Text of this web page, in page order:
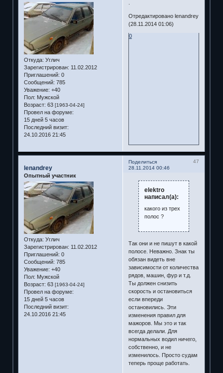
Откуда: Углич
Зарегистрирован: 11.02.2012
Приглашений: 0
Сообщений: 785
Уважение: +40
Пол: Мужской
Возраст: 63 [1963-04-24]
Провел на форуме:
15 дней 5 часов
Последний визит:
24.10.2016 21:45
Отредактировано lenandrey
(28.11.2014 01:06)
0
Поделиться
47
28.11.2014 00:46
lenandrey
Опытный участник
Откуда: Углич
Зарегистрирован: 11.02.2012
Приглашений: 0
Сообщений: 785
Уважение: +40
Пол: Мужской
Возраст: 63 [1963-04-24]
Провел на форуме:
15 дней 5 часов
Последний визит:
24.10.2016 21:45
elektro
написал(а):
какого из трех
полос ?
Так они и не пишут в какой
полосе. Неважно. Знак ты
обязан видеть вне
зависимости от количества
рядов, машин, фур и т.д.
Ты должен снизить
скорость и остановиться
если впереди
остановились. Эти
изменения правил для
мажоров. Мы это и так
всегда делали. Для
нормальных водил ничего,
собственно, и не
изменилось. Просто судам
теперь проще работать.